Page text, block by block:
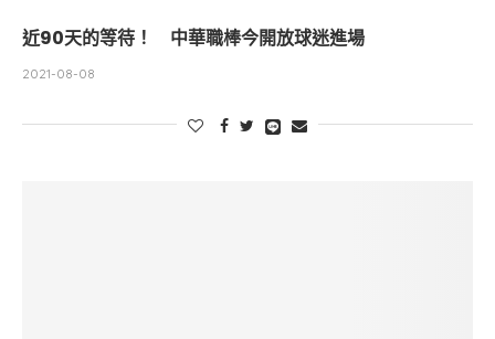
近90天的等待！ 中華職棒今開放球迷進場
2021-08-08